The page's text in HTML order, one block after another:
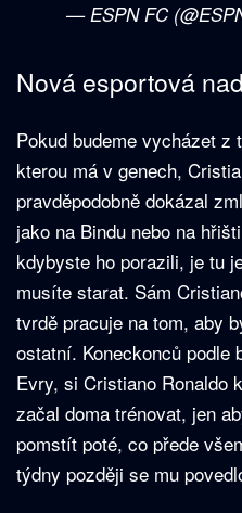
— ESPN FC
Nová esportová
Pokud budeme vycházet z
kterou má v genech,
pravděpodobně dokázal
jako na Bindu nebo na
kdybyste ho porazili, je tu
musíte starat. Sám
tvrdě pracuje na tom, aby
ostatní. Koneckonců podle
Evry, si Cristiano Ronaldo
začal doma trénovat, jen
pomstít poté, co přede
týdny později se mu